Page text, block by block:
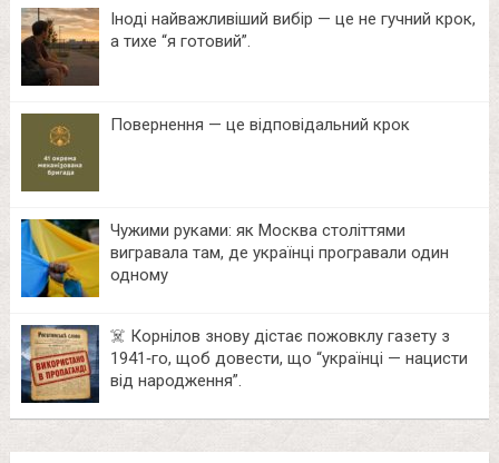
Іноді найважливіший вибір — це не гучний крок,
а тихе “я готовий”.
Повернення — це відповідальний крок
Чужими руками: як Москва століттями
вигравала там, де українці програвали один
одному
☠️ Корнілов знову дістає пожовклу газету з
1941‑го, щоб довести, що “українці — нацисти
від народження”.